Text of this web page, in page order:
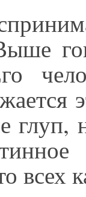
глуп,
всех